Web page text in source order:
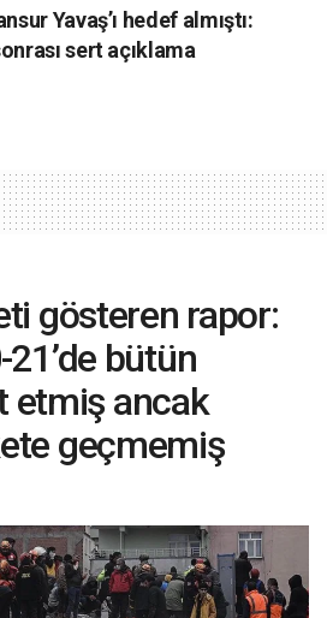
Yavaş’ı hedef almıştı:
sert açıklama
gösteren rapor:
bütün
etmiş ancak
geçmemiş